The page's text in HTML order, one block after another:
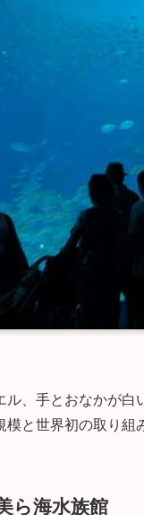
、手とおなかが
と世界初の取り
ら海水族館